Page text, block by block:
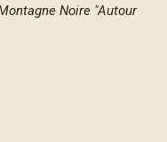
Noire "Autour